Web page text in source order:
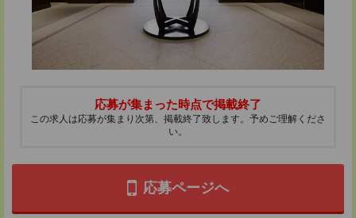
応募が集まった時点で掲載終了
この求人は応募が集まり次第、掲載終了致します。予めご理解くださ
い。
応募ページへ